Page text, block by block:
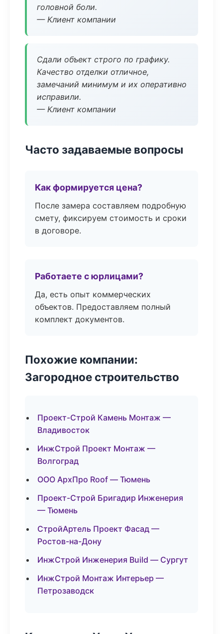
головной боли.
— Клиент компании
Сдали объект строго по графику.
Качество отделки отличное,
замечаний минимум и их оперативно
исправили.
— Клиент компании
Часто задаваемые вопросы
Как формируется цена?
После замера составляем подробную
смету, фиксируем стоимость и сроки
в договоре.
Работаете с юрлицами?
Да, есть опыт коммерческих
объектов. Предоставляем полный
комплект документов.
Похожие компании:
Загородное строительство
Проект-Строй Камень Монтаж —
Владивосток
ИнжСтрой Проект Монтаж —
Волгоград
ООО АрхПро Roof — Тюмень
Проект-Строй Бригадир Инженерия
— Тюмень
СтройАртель Проект Фасад —
Ростов-на-Дону
ИнжСтрой Инженерия Build — Сургут
ИнжСтрой Монтаж Интерьер —
Петрозаводск